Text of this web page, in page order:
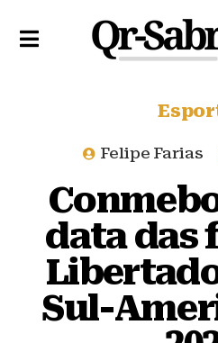
Felipe Farias
data das
Sul-